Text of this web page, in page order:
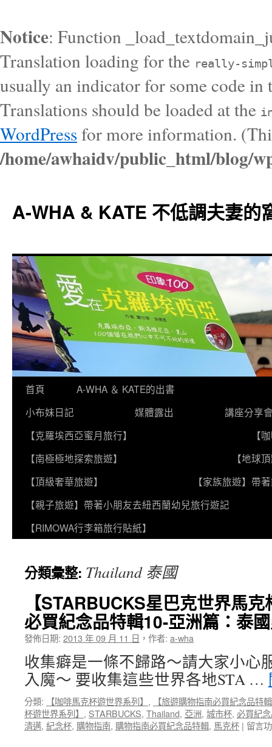
Notice: Function
Translation loading for the really-
usually an indicator for some code
Translations should be loaded at the
WordPressfor more information.
/home/awhaidv/public_html/blog/
A-WHA & KATE 不低調夫妻的
跳首頁
A-WHA ＆ KATE的出書
小布妹日記
媒體露出
講座分享
【克羅埃西亞蜜月旅行】
【
【南極極地探索旅遊】
【地球
【頂級奢華旅遊】
【家族旅遊】帶
【親子旅遊】帶著小朋友去紐西蘭幼兒旅行遊記
【RIMOWA行李箱旅行貼紙】
分類彙整: Thailand 泰國
【STARBUCKS星巴克世界馬
必買紀念品特輯10-亞洲篇：泰
發佈日期: 2013 年 09 月 11 日 ， 作者: a-wha
收集癖是一條不歸路～請大家小心
入魔～ 要收集這些世界各地STA …
分類: 【咖啡馬克杯遊世界系列】 ,
【旅遊購物指南必買紀念品特
杯遊世界系列】 , STARBUCKS, Thailand, 亞洲, 城市杯, 必買紀
清邁, 紀念杯, 購物指南, 購物指南必買紀念品特輯, 馬克杯 | 在
留言